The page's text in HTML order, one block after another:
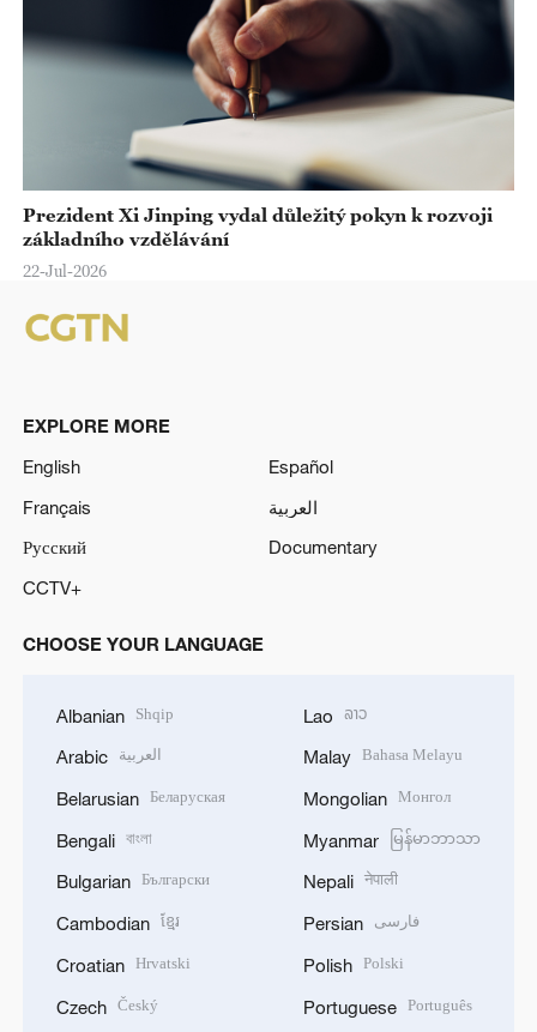
Prezident Xi Jinping vydal důležitý pokyn k rozvoji
základního vzdělávání
22-Jul-2026
EXPLORE MORE
English
Español
Français
العربية
Русский
Documentary
CCTV+
CHOOSE YOUR LANGUAGE
Albanian Shqip
Arabic العربية
Belarusian Беларуская
Bengali বাংলা
Bulgarian Български
Cambodian ខ្មែរ
Croatian Hrvatski
Czech Český
Lao ລາວ
Malay Bahasa Melayu
Mongolian Монгол
Myanmar မြန်မာဘာသာ
Nepali नेपाली
Persian فارسی
Polish Polski
Portuguese Português